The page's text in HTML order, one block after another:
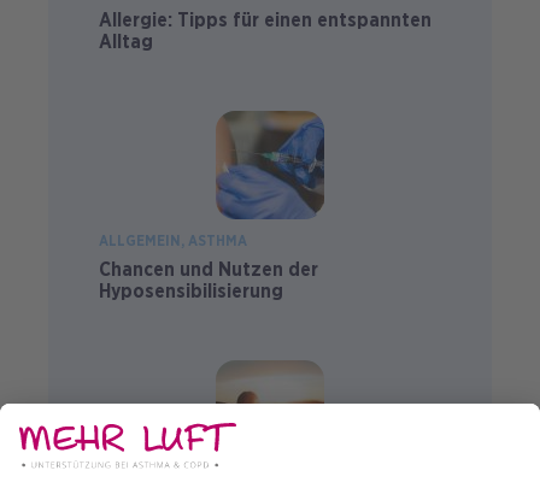
Allergie: Tipps für einen entspannten
Alltag
ALLGEMEIN ASTHMA
Chancen und Nutzen der
Hyposensibilisierung